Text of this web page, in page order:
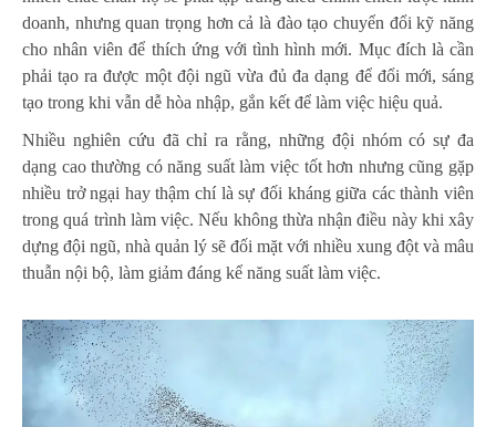
doanh, nhưng quan trọng hơn cả là đào tạo chuyển đổi kỹ năng
cho nhân viên để thích ứng với tình hình mới. Mục đích là cần
phải tạo ra được một đội ngũ vừa đủ đa dạng để đổi mới, sáng
tạo trong khi vẫn dễ hòa nhập, gắn kết để làm việc hiệu quả.
Nhiều nghiên cứu đã chỉ ra rằng, những đội nhóm có sự đa
dạng cao thường có năng suất làm việc tốt hơn nhưng cũng gặp
nhiều trở ngại hay thậm chí là sự đối kháng giữa các thành viên
trong quá trình làm việc. Nếu không thừa nhận điều này khi xây
dựng đội ngũ, nhà quản lý sẽ đối mặt với nhiều xung đột và mâu
thuẫn nội bộ, làm giảm đáng kể năng suất làm việc.